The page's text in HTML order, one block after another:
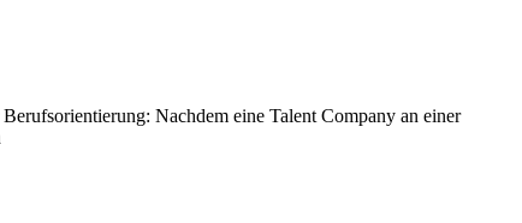
Nachdem eine Talent Company an einer